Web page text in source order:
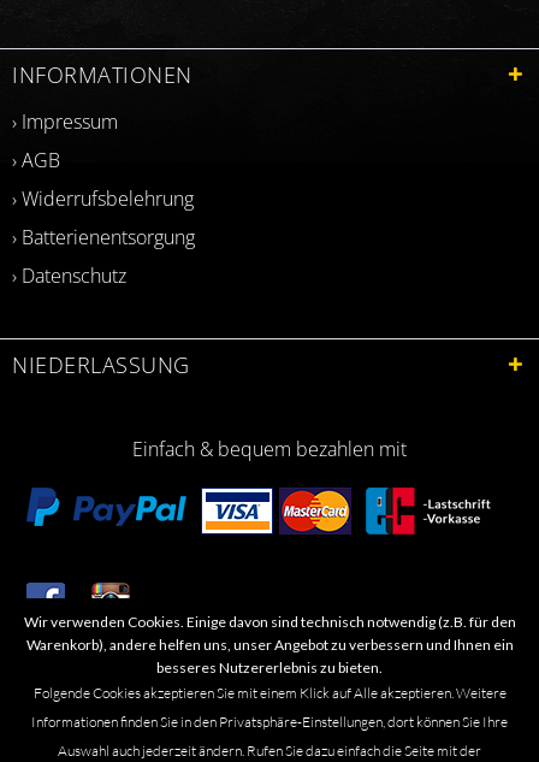
INFORMATIONEN
› Impressum
› AGB
› Widerrufsbelehrung
› Batterienentsorgung
› Datenschutz
NIEDERLASSUNG
Einfach & bequem bezahlen mit
​Letzte Aktualisierung: 06.2026
Marken- oder Warenzeichen werden in der Regel nicht als solche kenntlich
Wir verwenden Cookies. Einige davon sind technisch notwendig (z.B. für den
Warenkorb), andere helfen uns, unser Angebot zu verbessern und Ihnen ein
besseres Nutzererlebnis zu bieten.
Folgende Cookies akzeptieren Sie mit einem Klick auf Alle akzeptieren. Weitere
Informationen finden Sie in den Privatsphäre-Einstellungen, dort können Sie Ihre
Auswahl auch jederzeit ändern. Rufen Sie dazu einfach die Seite mit der